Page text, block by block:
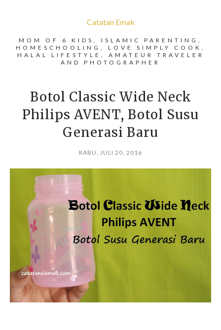
Catatan Emak
MOM OF 6 KIDS, ISLAMIC PARENTING,
HOMESCHOOLING, LOVE SIMPLY COOK,
HALAL LIFESTYLE, AMATEUR TRAVELER
AND PHOTOGRAPHER
Botol Classic Wide Neck
Philips AVENT, Botol Susu
Generasi Baru
RABU, JULI 20, 2016